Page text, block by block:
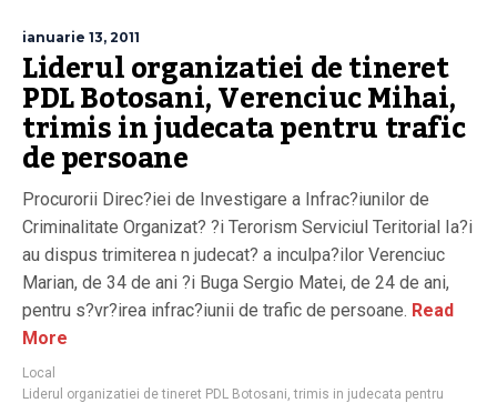
ianuarie 13, 2011
Liderul organizatiei de tineret
PDL Botosani, Verenciuc Mihai,
trimis in judecata pentru trafic
de persoane
Procurorii Direc?iei de Investigare a Infrac?iunilor de
Criminalitate Organizat? ?i Terorism Serviciul Teritorial Ia?i
au dispus trimiterea n judecat? a inculpa?ilor Verenciuc
Marian, de 34 de ani ?i Buga Sergio Matei, de 24 de ani,
pentru s?vr?irea infrac?iunii de trafic de persoane. Read
More
Local
Liderul organizatiei de tineret PDL Botosani,trimis in judecata pentru